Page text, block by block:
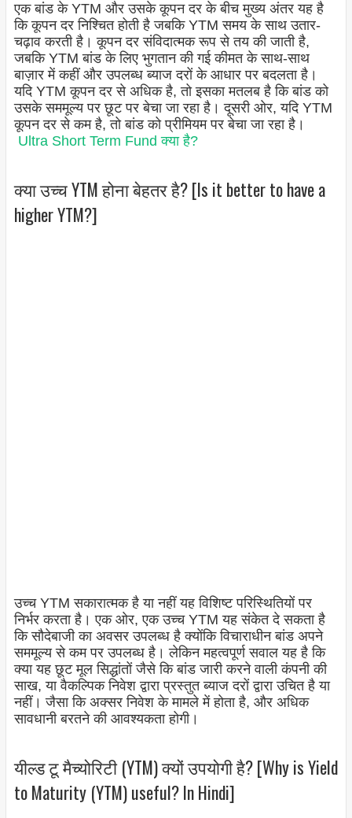
एक बांड के YTM और उसके कूपन दर के बीच मुख्य अंतर यह है
कि कूपन दर निश्चित होती है जबकि YTM समय के साथ उतार-
चढ़ाव करती है। कूपन दर संविदात्मक रूप से तय की जाती है,
जबकि YTM बांड के लिए भुगतान की गई कीमत के साथ-साथ
बाज़ार में कहीं और उपलब्ध ब्याज दरों के आधार पर बदलता है।
यदि YTM कूपन दर से अधिक है, तो इसका मतलब है कि बांड को
उसके सममूल्य पर छूट पर बेचा जा रहा है। दूसरी ओर, यदि YTM
कूपन दर से कम है, तो बांड को प्रीमियम पर बेचा जा रहा है।
Ultra Short Term Fund क्या है?
क्या उच्च YTM होना बेहतर है? [Is it better to have a
higher YTM?]
उच्च YTM सकारात्मक है या नहीं यह विशिष्ट परिस्थितियों पर
निर्भर करता है। एक ओर, एक उच्च YTM यह संकेत दे सकता है
कि सौदेबाजी का अवसर उपलब्ध है क्योंकि विचाराधीन बांड अपने
सममूल्य से कम पर उपलब्ध है। लेकिन महत्वपूर्ण सवाल यह है कि
क्या यह छूट मूल सिद्धांतों जैसे कि बांड जारी करने वाली कंपनी की
साख, या वैकल्पिक निवेश द्वारा प्रस्तुत ब्याज दरों द्वारा उचित है या
नहीं। जैसा कि अक्सर निवेश के मामले में होता है, और अधिक
सावधानी बरतने की आवश्यकता होगी।
यील्ड टू मैच्योरिटी (YTM) क्यों उपयोगी है? [Why is Yield
to Maturity (YTM) useful? In Hindi]